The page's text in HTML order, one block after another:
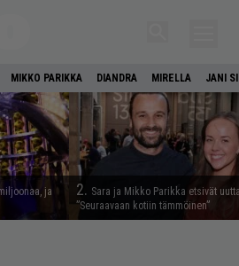
MIKKO PARIKKA DIANDRA MIRELLA JANI
ja
2. Sara ja Mikko Parikka etsivät
”Seuraavaan kotiin tämmöinen”